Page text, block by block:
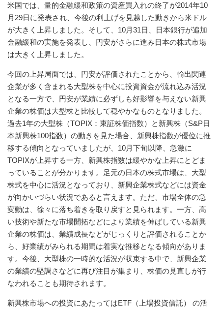
米国では、量的金融緩和政策の資産買入れの終了が2014年10
月29日に発表され、今後の利上げを見越した動きから米ドル
が大きく上昇しました。そして、10月31日、日本銀行が追加
金融緩和の実施を発表し、円安がさらに進み日本の株式市場
は大きく上昇しました。
今回の上昇局面では、円安が評価されたことから、輸出関連
企業が多く含まれる大型株を中心に投資資金が流れ込み活況
となる一方で、円安が業績に必ずしも好影響を与えない新興
企業の株価は大型株と比較して穏やかなものとなりました。
過去1年の大型株（TOPIX：東証株価指数）と新興株（S&P日
本新興株100指数）の動きを見た場合、新興株指数が優位に推
移する傾向となっていましたが、10月下旬以降、急激に
TOPIXが上昇する一方、新興株指数は緩やかな上昇にとどま
っていることが分かります。足元の日本の株式市場は、大型
株式を中心に活況となっており、新興企業株式などには資金
が向かいづらい状況であると言えます。ただ、市場全体の急
変動は、徐々に落ち着きを取り戻すと見られます。一方、高
い技術や新たな市場開拓などにより業績を伸ばしている新興
企業の株価は、業績成長などがじっくりと評価されることか
ら、好業績がみられる期間は着実な推移となる傾向がありま
す。今後、大型株の一時的な活況が収束する中で、新興企業
の業績の堅調さなどに再び注目が集まり、株価の見直しが行
なわれることも期待されます。
新興株市場への投資にあたってはETF（上場投資信託） の活